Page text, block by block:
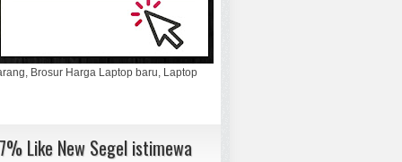
Brosur Harga Laptop baru, Laptop
Like New Segel istimewa